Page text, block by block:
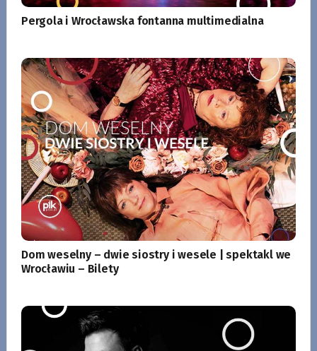
Pergola i Wrocławska fontanna multimedialna
Dom weselny – dwie siostry i wesele | spektakl we
Wrocławiu – Bilety